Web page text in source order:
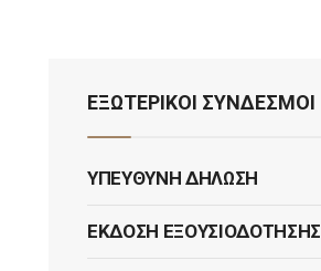
ΕΞΩΤΕΡΙΚΟΙ ΣΥΝΔΕΣΜΟΙ
ΥΠΕΎΘΥΝΗ ΔΉΛΩΣΗ
ΈΚΔΟΣΗ ΕΞΟΥΣΙΟΔΌΤΗΣΗΣ